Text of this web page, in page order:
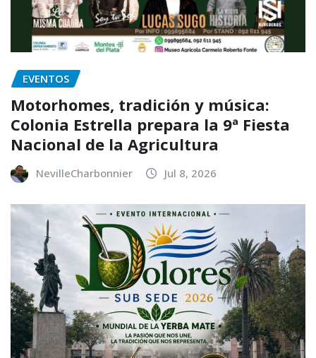
EVENTOS
Motorhomes, tradición y música:
Colonia Estrella prepara la 9ª Fiesta
Nacional de la Agricultura
NevilleCharbonnier Jul 8, 2026